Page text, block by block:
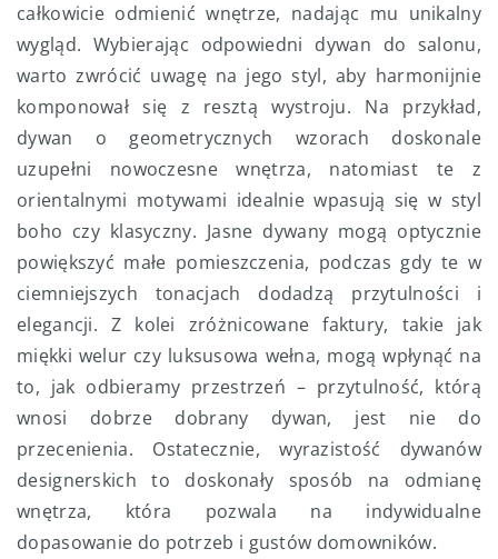
całkowicie odmienić wnętrze, nadając mu unikalny
wygląd. Wybierając odpowiedni dywan do salonu,
warto zwrócić uwagę na jego styl, aby harmonijnie
komponował się z resztą wystroju. Na przykład,
dywan o geometrycznych wzorach doskonale
uzupełni nowoczesne wnętrza, natomiast te z
orientalnymi motywami idealnie wpasują się w styl
boho czy klasyczny. Jasne dywany mogą optycznie
powiększyć małe pomieszczenia, podczas gdy te w
ciemniejszych tonacjach dodadzą przytulności i
elegancji. Z kolei zróżnicowane faktury, takie jak
miękki welur czy luksusowa wełna, mogą wpłynąć na
to, jak odbieramy przestrzeń – przytulność, którą
wnosi dobrze dobrany dywan, jest nie do
przecenienia. Ostatecznie, wyrazistość dywanów
designerskich to doskonały sposób na odmianę
wnętrza, która pozwala na indywidualne
dopasowanie do potrzeb i gustów domowników.